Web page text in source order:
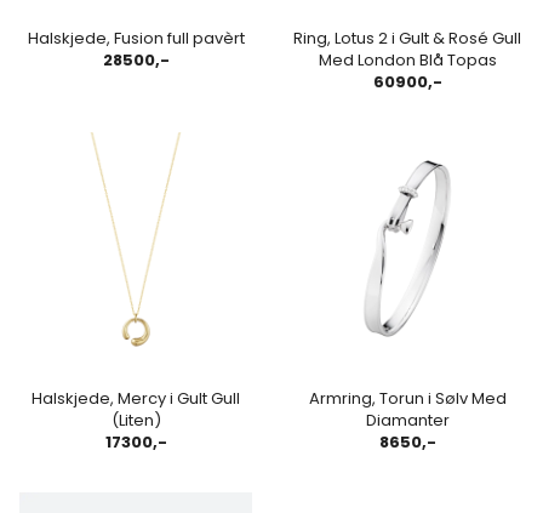
Halskjede, Fusion full pavèrt
28500,-
Ring, Lotus 2 i Gult & Rosé Gull
Med London Blå Topas
60900,-
Halskjede, Mercy i Gult Gull
(Liten)
17300,-
Armring, Torun i Sølv Med
Diamanter
8650,-